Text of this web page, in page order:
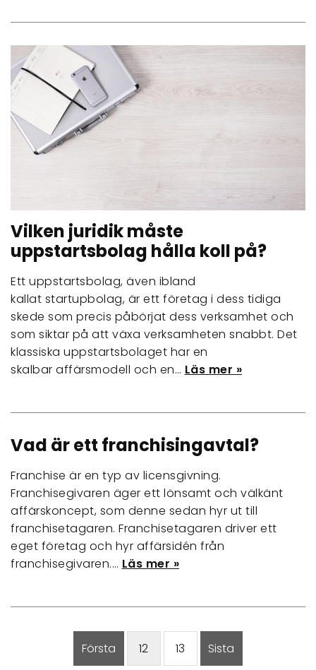
Vilken juridik måste
uppstartsbolag hålla koll på?
Ett uppstartsbolag, även ibland
kallat startupbolag, är ett företag i dess tidiga
skede som precis påbörjat dess verksamhet och
som siktar på att växa verksamheten snabbt. Det
klassiska uppstartsbolaget har en
skalbar affärsmodell och en… Läs mer »
Vad är ett franchisingavtal?
Franchise är en typ av licensgivning.
Franchisegivaren äger ett lönsamt och välkänt
affärskoncept, som denne sedan hyr ut till
franchisetagaren. Franchisetagaren driver ett
eget företag och hyr affärsidén från
franchisegivaren.… Läs mer »
Första 12 13 Sista